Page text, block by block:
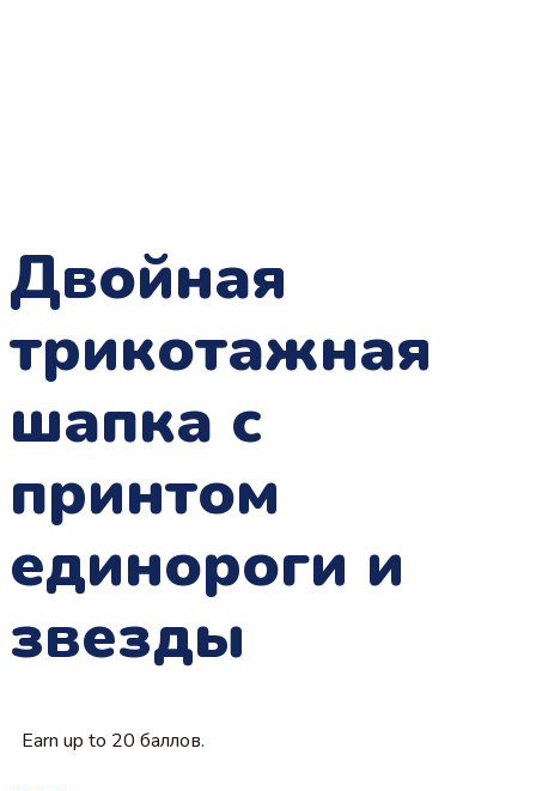
Двойная
трикотажная
шапка с
принтом
единороги и
звезды
Earn up to 20 баллов.